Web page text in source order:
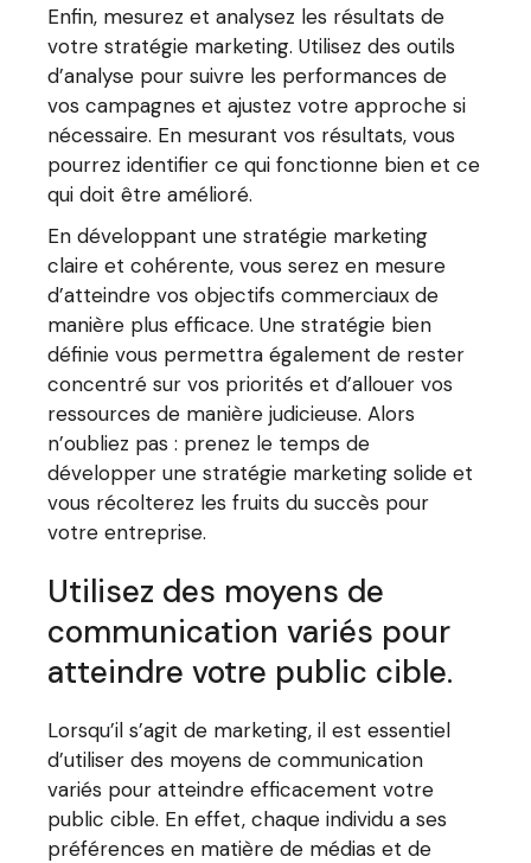
Enfin, mesurez et analysez les résultats de
votre stratégie marketing. Utilisez des outils
d’analyse pour suivre les performances de
vos campagnes et ajustez votre approche si
nécessaire. En mesurant vos résultats, vous
pourrez identifier ce qui fonctionne bien et ce
qui doit être amélioré.
En développant une stratégie marketing
claire et cohérente, vous serez en mesure
d’atteindre vos objectifs commerciaux de
manière plus efficace. Une stratégie bien
définie vous permettra également de rester
concentré sur vos priorités et d’allouer vos
ressources de manière judicieuse. Alors
n’oubliez pas : prenez le temps de
développer une stratégie marketing solide et
vous récolterez les fruits du succès pour
votre entreprise.
Utilisez des moyens de
communication variés pour
atteindre votre public cible.
Lorsqu’il s’agit de marketing, il est essentiel
d’utiliser des moyens de communication
variés pour atteindre efficacement votre
public cible. En effet, chaque individu a ses
préférences en matière de médias et de